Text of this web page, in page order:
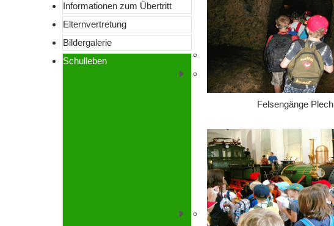
Informationen zum Übertritt
Elternvertretung
Bildergalerie
Schulleben
Ausbildungsschule
Umweltschule
Musik
Felsengänge Plech